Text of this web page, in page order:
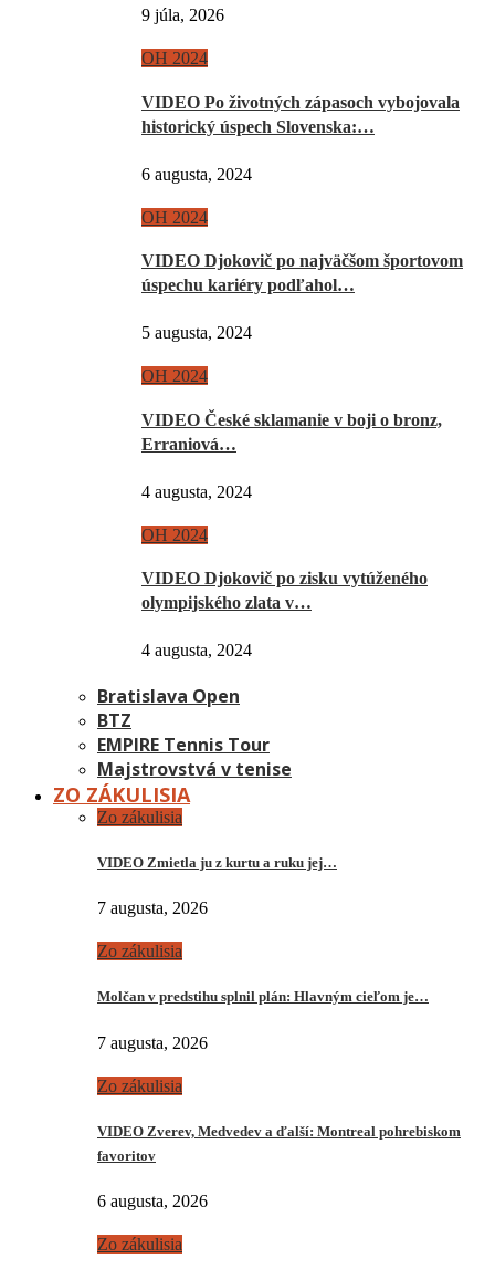
9 júla, 2026
OH 2024
VIDEO Po životných zápasoch vybojovala
historický úspech Slovenska:…
6 augusta, 2024
OH 2024
VIDEO Djokovič po najväčšom športovom
úspechu kariéry podľahol…
5 augusta, 2024
OH 2024
VIDEO České sklamanie v boji o bronz,
Erraniová…
4 augusta, 2024
OH 2024
VIDEO Djokovič po zisku vytúženého
olympijského zlata v…
4 augusta, 2024
Bratislava Open
BTZ
EMPIRE Tennis Tour
Majstrovstvá v tenise
ZO ZÁKULISIA
Zo zákulisia
VIDEO Zmietla ju z kurtu a ruku jej…
7 augusta, 2026
Zo zákulisia
Molčan v predstihu splnil plán: Hlavným cieľom je…
7 augusta, 2026
Zo zákulisia
VIDEO Zverev, Medvedev a ďalší: Montreal pohrebiskom
favoritov
6 augusta, 2026
Zo zákulisia